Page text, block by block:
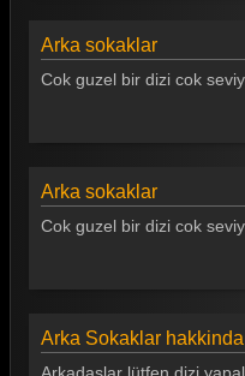
Arka sokaklar
Cok guzel bir dizi cok
Arka sokaklar
Cok guzel bir dizi cok
Arka Sokaklar